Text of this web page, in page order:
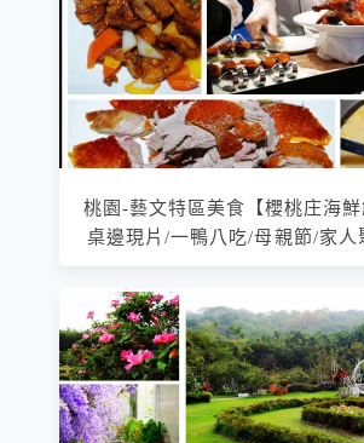
桃園-藝文特區美食【櫻桃庄海鮮
桌邊現片/一鴨八吃/母親節/家人